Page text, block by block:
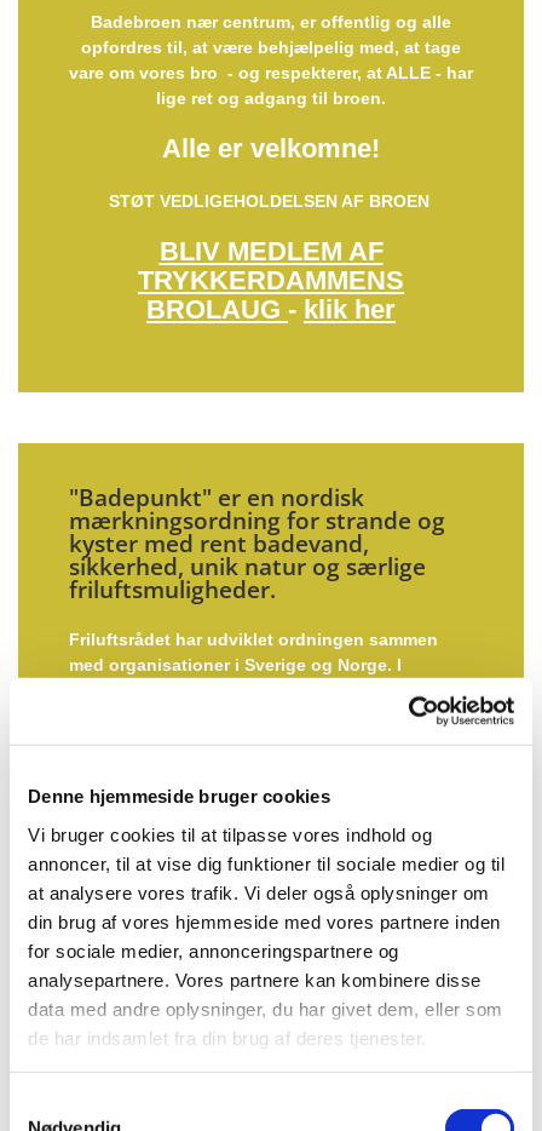
Denne hjemmeside bruger cookies
Vi bruger cookies til at tilpasse vores indhold og
annoncer, til at vise dig funktioner til sociale medier og til
at analysere vores trafik. Vi deler også oplysninger om
din brug af vores hjemmeside med vores partnere inden
for sociale medier, annonceringspartnere og
analysepartnere. Vores partnere kan kombinere disse
data med andre oplysninger, du har givet dem, eller som
de har indsamlet fra din brug af deres tjenester.
Badebroen nær centrum, er offentlig og alle
opfordres til, at være behjælpelig med, at tage
vare om vores bro - og respekterer, at ALLE - har
lige ret og adgang til broen.
Alle er velkomne!
STØT VEDLIGEHOLDELSEN AF BROEN
BLIV MEDLEM AF
TRYKKERDAMMENS
BROLAUG - klik her
"Badepunkt" er en nordisk
mærkningsordning for strande og
kyster med rent badevand,
sikkerhed, unik natur og særlige
friluftsmuligheder.
Friluftsrådet har udviklet ordningen sammen
med organisationer i Sverige og Norge. I
Sidste nyt